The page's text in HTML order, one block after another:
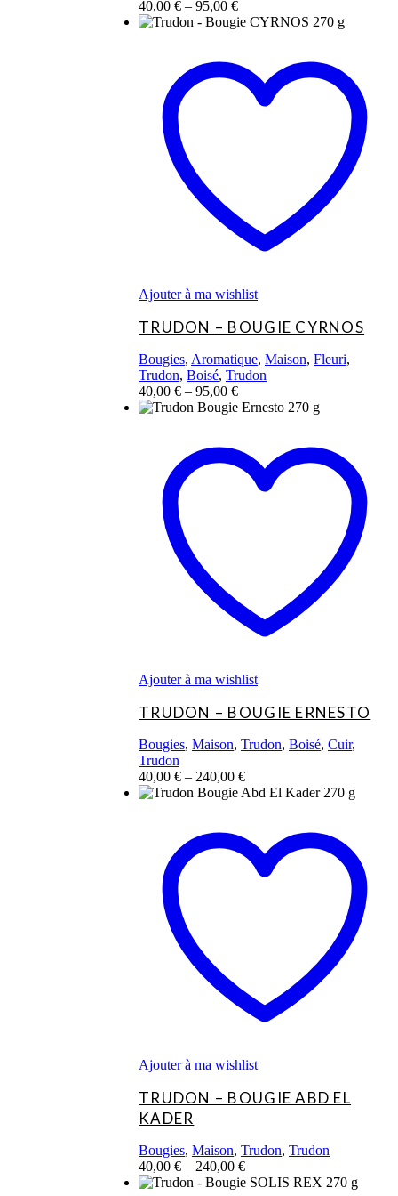
40,00 € – 95,00 €
plusieurs
variations.
options
peuvent
choisies
Ajouter à ma wishlist
TRUDON – BOUGIE CYRNOS
Bougies, Aromatique, Maison, Fleuri,
Trudon, Boisé, Trudon
40,00 € – 95,00 €
plusieurs
variations.
options
peuvent
choisies
Ajouter à ma wishlist
TRUDON – BOUGIE ERNESTO
Bougies, Maison, Trudon, Boisé, Cuir,
Trudon
40,00 € – 240,00 €
plusieurs
variations.
options
peuvent
choisies
Ajouter à ma wishlist
TRUDON – BOUGIE ABD EL
KADER
Bougies, Maison, Trudon, Trudon
40,00 € – 240,00 €